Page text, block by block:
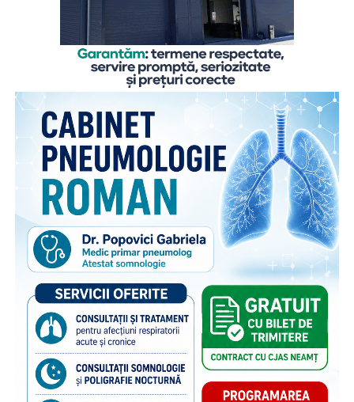
Lipsa unor date naționale actualizate evidențiază
necesitatea consolidării sistemelor de monitorizare a
practicilor de alimentație a sugarului, precum și continuarea
intervențiilor de promovare și susținere a alăptării.
Marcarea Săptămânii Mondiale a Alăptării din acest an,
reprezintă un prilej de reafirmare a importanței protejării,
promovării și susținerii alăptării printr-o abordare
integrată, fundamentată pe dovezi științifice și pe
colaborarea dintre sistemul de sănătate, autoritățile
publice, angajatori și comunitate.
Alăptarea nu reprezintă doar o alegere individuală, ci și o
responsabilitate colectivă. Crearea unui mediu favorabil
mamelor care alăptează contribuie la îmbunătățirea
sănătății copiilor, la reducerea poverii bolilor și la
dezvoltarea unor comunități mai sănătoase și mai
reziliente. Aceasta este una dintre cele mai valoroase
investiții într-un început sănătos de viață. Împreună putem
construi o societate care sprijină fiecare mamă și fiecare
copil.